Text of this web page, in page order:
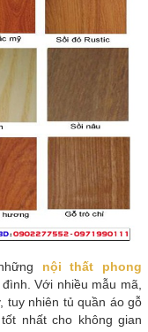
nội thất phong
Với nhiều mẫu mã,
tuy nhiên tủ quần áo gỗ
nhất cho không gian